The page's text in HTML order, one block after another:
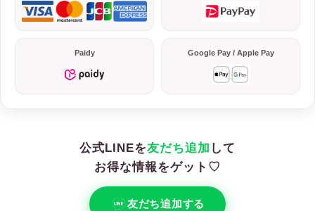
Paidy Google Pay / Apple Pay
公式LINEを友だち追加 して
お得な情報をゲット♡
友だち追加する